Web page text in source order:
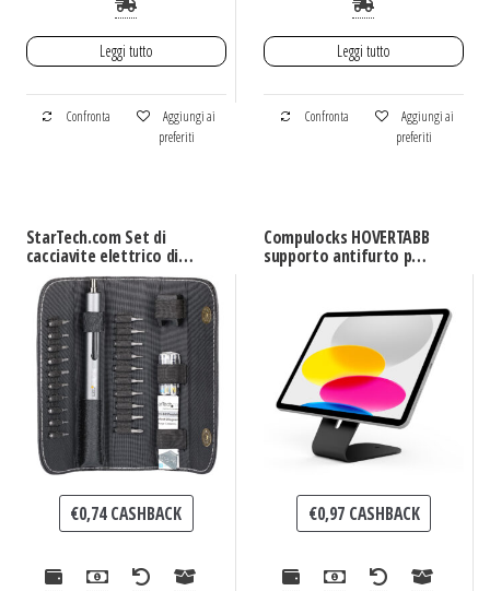
Leggi tutto
Confronta
Aggiungi ai
preferiti
Leggi tutto
Confronta
Aggiungi ai
preferiti
StarTech.com Set di
cacciavite elettrico di
precisione a 20 punte –
Kit di cacciaviti a
batteria portatile/mini
per riparazioni di
elettronica, laptop,
computer, tablet e
telefoni – magnetico –
senza filo
€0,74CASHBACK
Compulocks HOVERTABB
supporto antifurto per
tablet 32,8 cm (12.9″)
€0,97CASHBACK